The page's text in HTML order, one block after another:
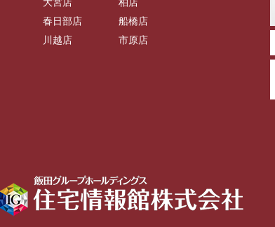
春日部店
川越店
船橋店
市原店